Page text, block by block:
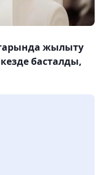
жылыту
басталды,